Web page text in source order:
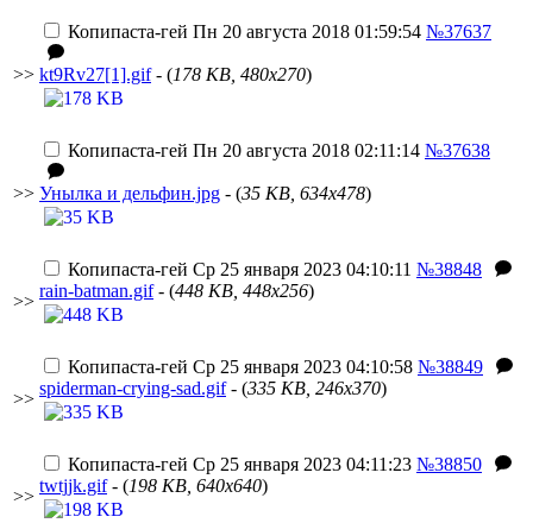
>>
Копипаста-гей Пн 20 августа 2018 01:59:54 №37637
kt9Rv27[1].gif- (178 KB, 480x270)
>>
Копипаста-гей Пн 20 августа 2018 02:11:14 №37638
Унылка и дельфин.jpg - (35 KB, 634x478)
>>
Копипаста-гей Ср 25 января 2023 04:10:11 №38848
rain-batman.gif- (448 KB, 448x256)
>>
Копипаста-гей Ср 25 января 2023 04:10:58 №38849
spiderman-crying-sad.gif- (335 KB, 246x370)
>>
Копипаста-гей Ср 25 января 2023 04:11:23 №38850
twtjjk.gif- (198 KB, 640x640)